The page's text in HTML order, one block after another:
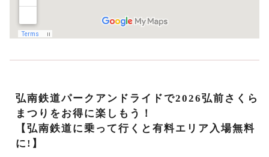
弘南鉄道パークアンドライドで2026弘前さくら
まつりをお得に楽しもう！
【弘南鉄道に乗って行くと有料エリア入場無料
に!】